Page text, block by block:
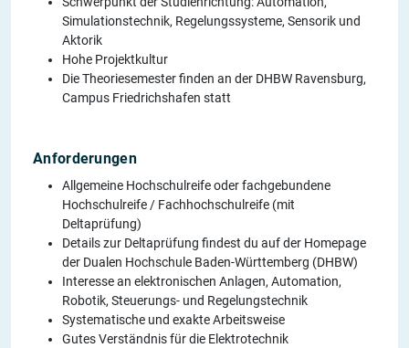
Simulationstechnik, Regelungssysteme, Sensorik und
Aktorik
Hohe Projektkultur
Die Theoriesemester finden an der DHBW Ravensburg,
Campus Friedrichshafen statt
Anforderungen
Allgemeine Hochschulreife oder fachgebundene
Hochschulreife / Fachhochschulreife (mit
Deltaprüfung)
Details zur Deltaprüfung findest du auf der Homepage
der Dualen Hochschule Baden-Württemberg (DHBW)
Interesse an elektronischen Anlagen, Automation,
Robotik, Steuerungs- und Regelungstechnik
Systematische und exakte Arbeitsweise
Gutes Verständnis für die Elektrotechnik